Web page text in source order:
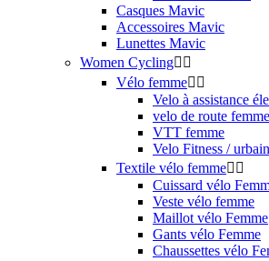
Casques Mavic
Accessoires Mavic
Lunettes Mavic
Women Cycling 
Vélo femme 
Velo à assistance
velo de route femme
VTT femme
Velo Fitness /
Textile vélo femme 
Cuissard vélo
Veste vélo femme
Maillot vélo Femme
Gants vélo Femme
Chaussettes vélo